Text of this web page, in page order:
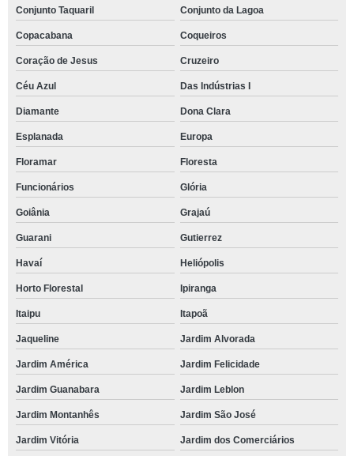
Conjunto Taquaril Conjunto da Lagoa
Copacabana Coqueiros
Coração de Jesus Cruzeiro
Céu Azul Das Indústrias I
Diamante Dona Clara
Esplanada Europa
Floramar Floresta
Funcionários Glória
Goiânia Grajaú
Guarani Gutierrez
Havaí Heliópolis
Horto Florestal Ipiranga
Itaipu Itapoã
Jaqueline Jardim Alvorada
Jardim América Jardim Felicidade
Jardim Guanabara Jardim Leblon
Jardim Montanhês Jardim São José
Jardim Vitória Jardim dos Comerciários